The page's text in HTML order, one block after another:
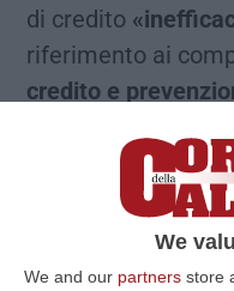
We
We and our partners store
di credito
riferimento ai
credito e
«accedere con
contribuendo così
bypassando tutti i
disposizione della